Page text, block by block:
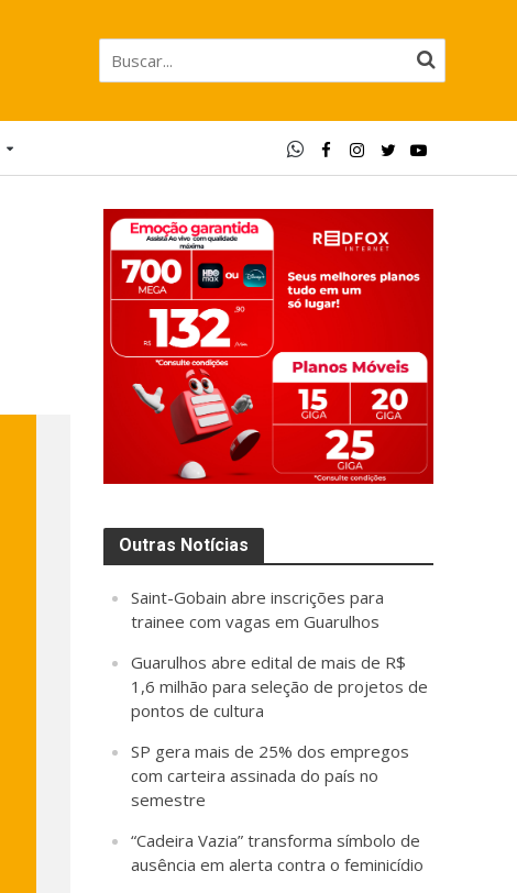
Outras Notícias
Saint-Gobain abre inscrições para
trainee com vagas em Guarulhos
Guarulhos abre edital de mais de R$
1,6 milhão para seleção de projetos de
pontos de cultura
SP gera mais de 25% dos empregos
com carteira assinada do país no
semestre
“Cadeira Vazia” transforma símbolo de
ausência em alerta contra o feminicídio